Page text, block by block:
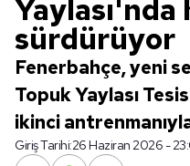
Yaylası'nda
sürdürüyor
Fenerbahçe, yeni
Topuk Yaylası
ikinci
Giriş Tarihi:26 Haziran 2026 -